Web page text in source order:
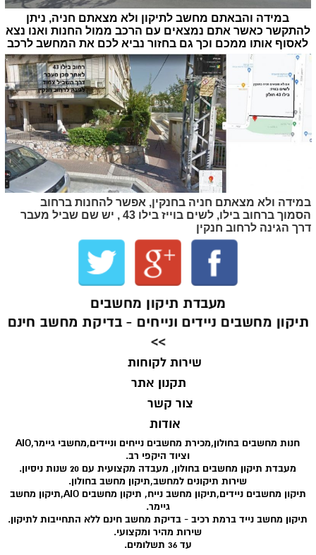
צור קשר
אודות
תקנון אתר
שירות לקוחות
חנות מחשבים בחולון,מכירת מחשבים נייחים וניידים,מחשבי גיימר,AIO
וציוד היקפי רב.
מעבדת תיקון מחשבים בחולון, מעבדה מקצועית עם 20 שנות ניסיון.
שירות תיקונים למחשב,תיקון מחשב בחולון.
תיקון מחשבים ניידים,תיקון מחשב נייח, תיקון מחשבים AIO,תיקון מחשב
גיימר.
תיקון מחשב נייד ברמת רכיב - בדיקת מחשב חינם ללא התחייבות לתיקון.
שירות מהיר ומקצועי.
עד 36 תשלומים.
מעבדת תיקון מחשבים
תיקון מחשבים ניידים ונייחים - בדיקת מחשב חינם
>>
במידה והבאתם מחשב לתיקון ולא מצאתם חניה, ניתן
להתקשר כאשר אתם נמצאים עם הרכב ממול החנות ואנו נצא
לאסוף אותו ממכם וכך גם בחזור נביא לכם את המחשב לרכב
במידה ולא מצאתם חניה בחנקין, אפשר להחנות ברחוב
הסמוך ברחוב בילו, לשים בוייז בילו 43 , יש שם שביל מעבר
דרך הגינה לרחוב חנקין